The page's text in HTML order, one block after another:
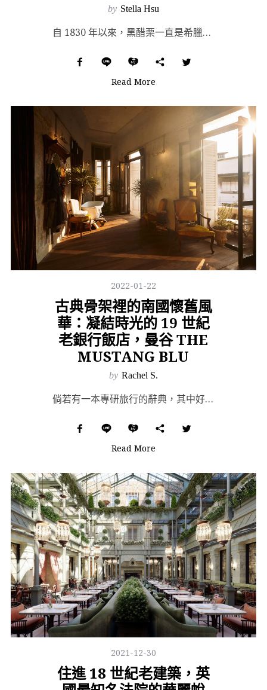
by Stella Hsu
自 1830 年以來，黑醋栗一直是希臘主要的出口商品，甚至被稱為「希臘的黑色金塊」；然而 1910 ...
Read More
2022-01-22
古典骨架裡的南國懷舊風
華：凝結時光的 19 世紀
老銀行飯店，曼谷 THE
MUSTANG BLU
by Rachel S.
倘若有一本專研旅行的辭典，其中好旅館的詞彙定義理應如此：空間和設施將精心設計運用得不著痕跡，平均每六...
Read More
2021-12-30
住進 18 世紀老建築，英